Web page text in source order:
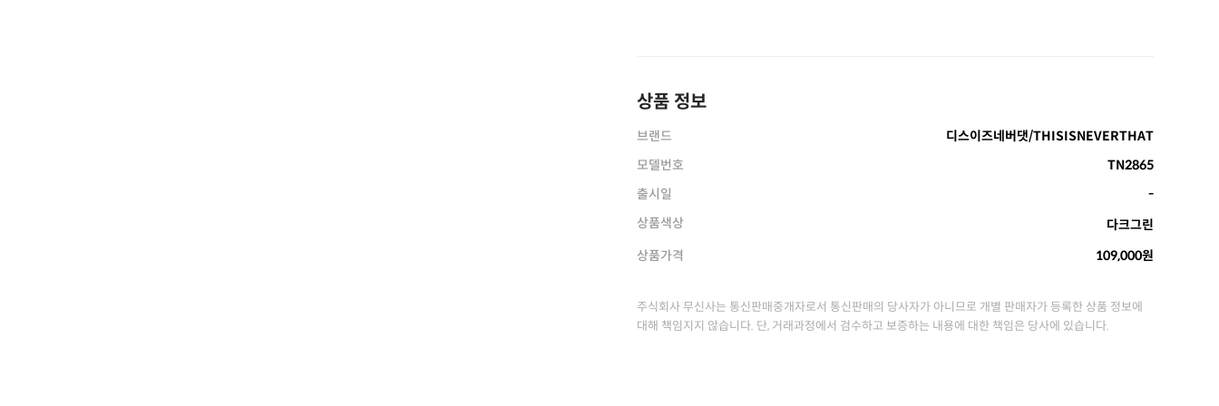
상품 정보
브랜드
디스이즈네버댓/THISISNEVERTHAT
모델번호
TN2865
출시일
-
상품색상
다크그린
상품가격
109,000원
주식회사 무신사는 통신판매중개자로서 통신판매의 당사자가 아니므로 개별 판매자가 등록한 상품 정보에
대해 책임지지 않습니다. 단, 거래과정에서 검수하고 보증하는 내용에 대한 책임은 당사에 있습니다.